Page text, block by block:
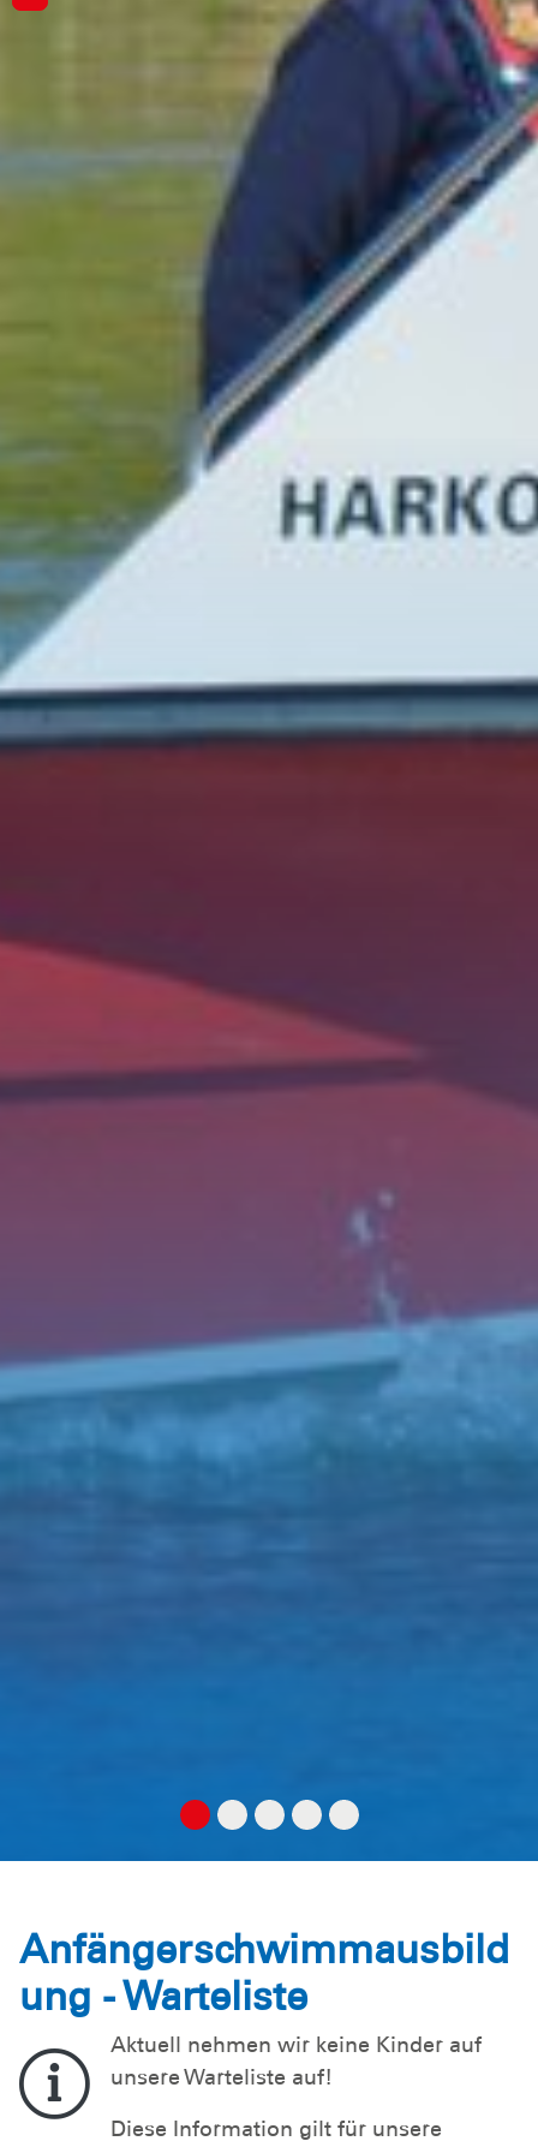
Kurse findet Ihr hier!
Anfängerschwimmausbild
ung - Warteliste
Aktuell nehmen wir keine Kinder auf
unsere Warteliste auf!
Diese Information gilt für unsere